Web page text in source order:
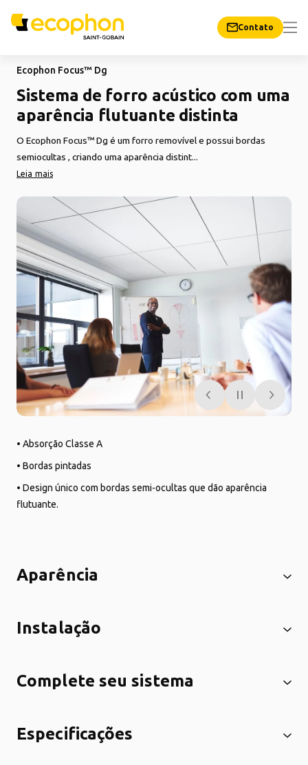
Contato
Ecophon Focus™ Dg
Sistema de forro acústico com uma
aparência flutuante distinta
O Ecophon Focus™ Dg é um forro removível e possui bordas
semiocultas , criando uma aparência distint...
Leia mais
• Absorção Classe A
• Bordas pintadas
• Design único com bordas semi-ocultas que dão aparência
flutuante.
Aparência
Instalação
Complete seu sistema
Especificações